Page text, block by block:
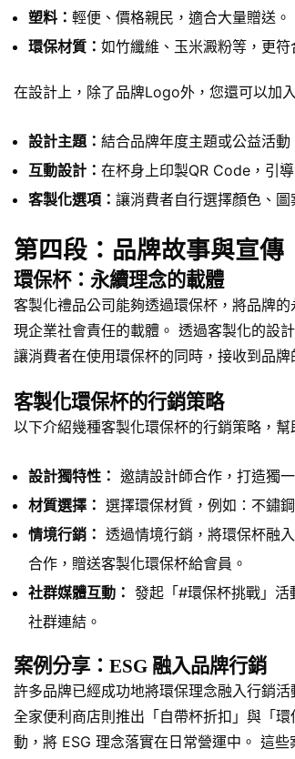
塑料： 輕便、價格親民，適合大量贈送。
環保材質： 如竹纖維、玉米澱粉等，更符
在設計上，除了品牌Logo外，您還可以加
設計主題： 結合品牌年度主題或公益活動
互動設計： 在杯身上印製QR Code，引
客製化選項： 讓消費者自行選擇顏色、圖
第四段：品牌故事與宣傳
環保杯：永續理念的載體
客製化禮品公司能夠透過環保杯，將品牌
現企業社會責任的載體。 透過客製化的設
讓消費者在使用環保杯的同時，接收到品牌
客製化環保杯的行銷策略
以下介紹幾種客製化環保杯的行銷策略，幫
設計獨特性： 邀請設計師合作，打造獨
材質選擇： 選擇環保材質，例如：不鏽
情境行銷： 透過情境行銷，將環保杯融
合作，贈送客製化環保杯給會員。
社群媒體互動： 發起「#環保杯挑戰」
社群連結。
案例分享：ESG 融入品牌行銷
許多品牌已經成功地將環保理念融入行銷
全家便利商店則推出「自帶杯折扣」與「
動，將 ESG 理念落實在日常營運中。 這